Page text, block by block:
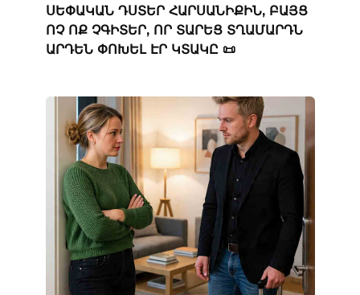
ՍԵՓԱԿԱՆ ԴՍՏԵՐ ՀԱՐՍԱՆԻՔԻՆ, ԲԱՅՑ
ՈՉ ՈՔ ՉԳԻՏԵՐ, ՈՐ ՏԱՐԵՑ ՏՂԱՄԱՐԴՆ
ԱՐԴԵՆ ՓՈԽԵԼ ԷՐ ԿՏԱԿԸ 📜